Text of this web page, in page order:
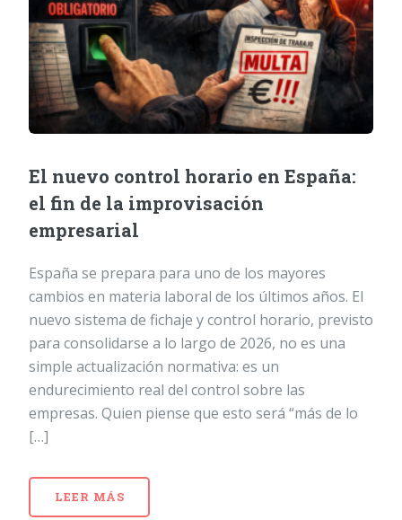
El nuevo control horario en España:
el fin de la improvisación
empresarial
España se prepara para uno de los mayores
cambios en materia laboral de los últimos años. El
nuevo sistema de fichaje y control horario, previsto
para consolidarse a lo largo de 2026, no es una
simple actualización normativa: es un
endurecimiento real del control sobre las
empresas. Quien piense que esto será “más de lo
[…]
LEER MÁS